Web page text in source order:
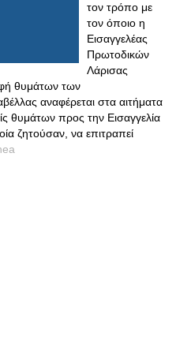
τον τρόπο με
τον όποιο η
Εισαγγελέας
Πρωτοδικών
Λάρισας
θυμάτων των
αναφέρεται στα αιτήματα
θυμάτων προς την Εισαγγελία
ζητούσαν, να επιτραπεί